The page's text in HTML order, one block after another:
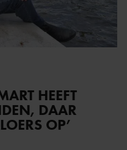
HEEFT
DAAR
OP’